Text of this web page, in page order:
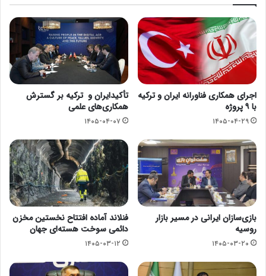
اجرای همکاری فناورانه ایران و ترکیه
با ۹ پروژه
۱۴۰۵-۰۴-۲۹
تأکیدایران و ترکیه بر گسترش
همکاری‌های علمی
۱۴۰۵-۰۴-۰۷
بازی‌سازان ایرانی در مسیر بازار
روسیه
۱۴۰۵-۰۳-۲۰
فنلاند آماده افتتاح نخستین مخزن
دائمی سوخت هسته‌ای جهان
۱۴۰۵-۰۳-۱۲